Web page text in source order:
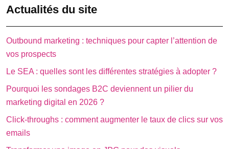
Actualités du site
Outbound marketing : techniques pour capter l’attention de
vos prospects
Le SEA : quelles sont les différentes stratégies à adopter ?
Pourquoi les sondages B2C deviennent un pilier du
marketing digital en 2026 ?
Click-throughs : comment augmenter le taux de clics sur vos
emails